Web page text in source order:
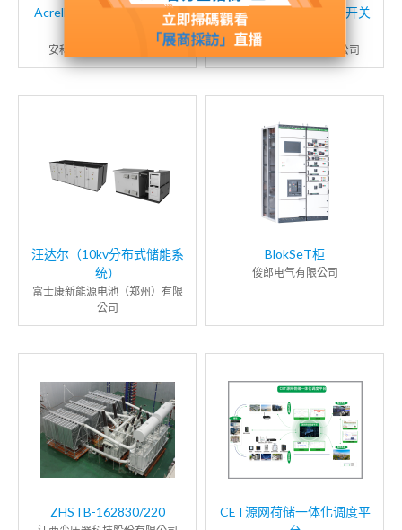
AcrelEMS3.0智慧能源管理
安科瑞电气股份有限公司
环保气体绝缘金属封闭开关
江苏洛凯机电股份有限公司
汪达尔（10kv分布式储能系
统）
富士康新能源电池（郑州）有限
公司
BlokSeT柜
俊郎电气有限公司
ZHSTB-162830/220
CET源网荷储一体化调度平